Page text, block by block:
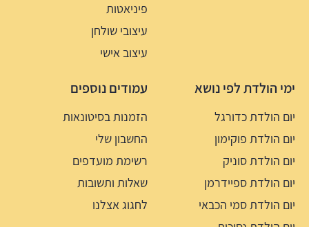
פיניאטות
עיצובי שולחן
עיצוב אישי
ימי הולדת לפי נושא
יום הולדת כדורגל
יום הולדת פוקימון
יום הולדת סוניק
יום הולדת ספיידרמן
יום הולדת סמי הכבאי
עמודים נוספים
הזמנות בסיטונאות
החשבון שלי
רשימת מועדפים
שאלות ותשובות
לחגוג אצלנו